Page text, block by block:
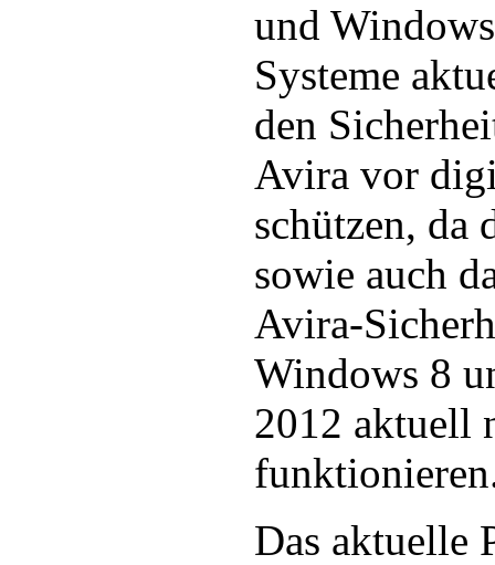
und
Systeme
den
Avira vor
schützen, da
sowie auch
Avira-
Windows 8
2012 aktuell
Das aktuelle